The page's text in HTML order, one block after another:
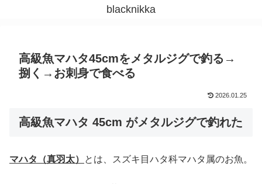
blacknikka
高級魚マハタ45cmをメタルジグで釣る→
捌く→お刺身で食べる
2026.01.25
高級魚マハタ 45cm がメタルジグで釣れた
マハタ（真羽太） とは、スズキ目ハタ科マハタ属のお魚。